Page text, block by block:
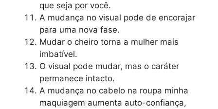
que seja por você.
A mudança no visual pode de encorajar
para uma nova fase.
Mudar o cheiro torna a mulher mais
imbatível.
O visual pode mudar, mas o caráter
permanece intacto.
A mudança no cabelo na roupa minha
maquiagem aumenta auto-confiança,